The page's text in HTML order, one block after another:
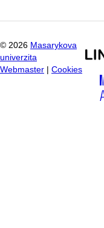
© 2026 Masarykova
univerzita
Webmaster | Cookies